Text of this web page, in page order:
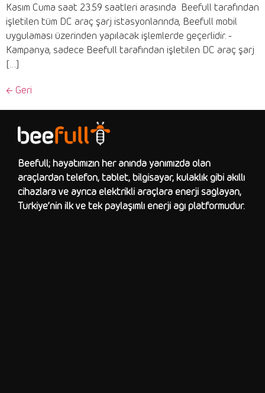
Kasım Cuma saat 23.59 saatleri arasında Beefull tarafından
işletilen tüm DC araç şarj istasyonlarında, Beefull mobil
uygulaması üzerinden yapılacak işlemlerde geçerlidir. -
Kampanya, sadece Beefull tarafından işletilen DC araç şarj
[…]
← Geri
Beefull; hayatımızın her anında yanımızda olan
araçlardan telefon, tablet, bilgisayar, kulaklık gibi akıllı
cihazlara ve ayrıca elektrikli araçlara enerji sağlayan,
Türkiye’nin ilk ve tek paylaşımlı enerji ağı platformudur.